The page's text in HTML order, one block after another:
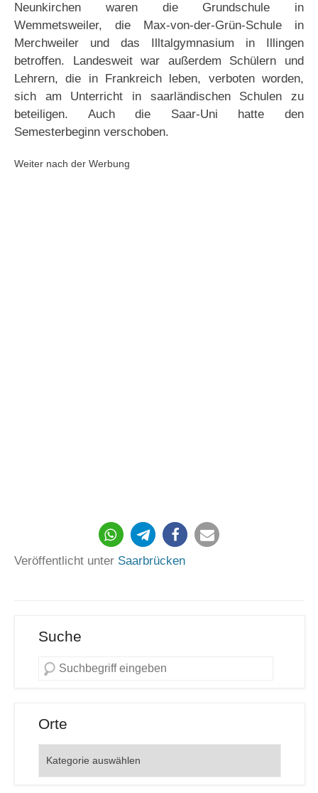
Neunkirchen waren die Grundschule in
Wemmetsweiler, die Max-von-der-Grün-Schule in
Merchweiler und das Illtalgymnasium in Illingen
betroffen. Landesweit war außerdem Schülern und
Lehrern, die in Frankreich leben, verboten worden,
sich am Unterricht in saarländischen Schulen zu
beteiligen. Auch die Saar-Uni hatte den
Semesterbeginn verschoben.
Weiter nach der Werbung
4149
Veröffentlicht unter Saarbrücken
Suche
Orte